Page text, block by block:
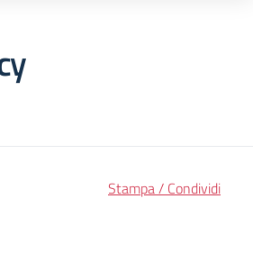
Stampa / Condividi